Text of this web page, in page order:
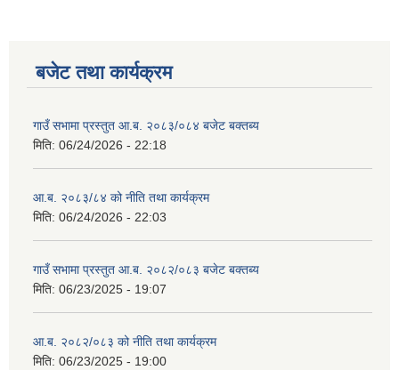
बजेट तथा कार्यक्रम
गाउँ सभामा प्रस्तुत आ.ब. २०८३/०८४ बजेट बक्तब्य
मिति: 06/24/2026 - 22:18
आ.ब. २०८३/८४ को नीति तथा कार्यक्रम
मिति: 06/24/2026 - 22:03
गाउँ सभामा प्रस्तुत आ.ब. २०८२/०८३ बजेट बक्तब्य
मिति: 06/23/2025 - 19:07
आ.ब. २०८२/०८३ को नीति तथा कार्यक्रम
मिति: 06/23/2025 - 19:00